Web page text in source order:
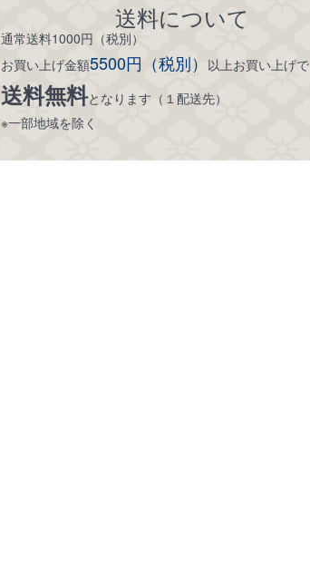
送料について
通常送料1000円（税別）
お買い上げ金額5500円（税別） 以上お買い上げで
送料無料となります（１配送先）
※一部地域を除く